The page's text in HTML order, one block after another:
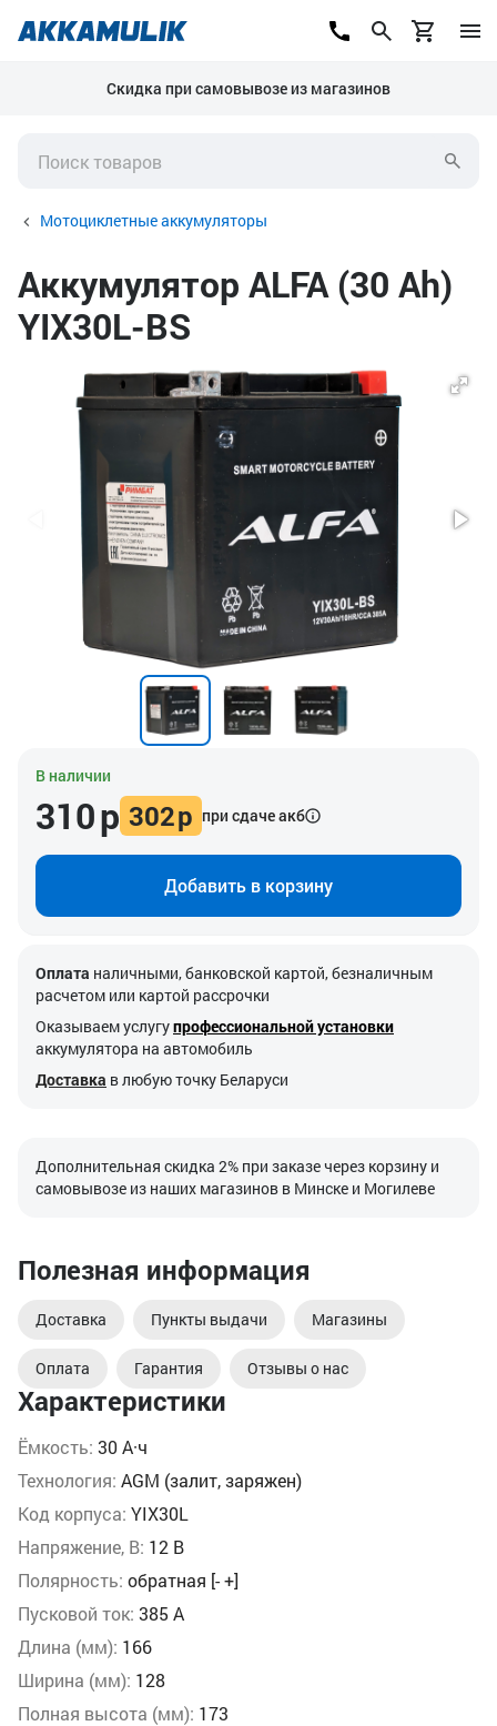
Скидка при самовывозе из магазинов
Мотоциклетные аккумуляторы
Аккумулятор ALFA (30 Ah)
YIX30L-BS
Характеристики
Ёмкость: 30 А·ч
Технология: AGM (залит, заряжен)
Код корпуса: YIX30L
Напряжение, В: 12 В
Полярность: обратная [- +]
Пусковой ток: 385 А
Длина (мм): 166
Ширина (мм): 128
Полная высота (мм): 173
В наличии
310р 302р при сдаче акб
Добавить в корзину
Оплата наличными, банковской картой, безналичным
расчетом или картой рассрочки
Оказываем услугупрофессиональной установки
аккумулятора на автомобиль
Доставка в любую точку Беларуси
Дополнительная скидка 2% при заказе через корзину и
самовывозе из наших магазинов в Минске и Могилеве
Полезная информация
Доставка Пункты выдачи Магазины
Оплата Гарантия Отзывы о нас